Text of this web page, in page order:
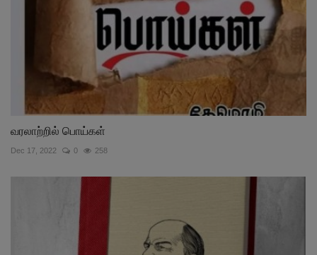
வரலாற்றில் பொய்கள்
Dec 17, 2022 0 258